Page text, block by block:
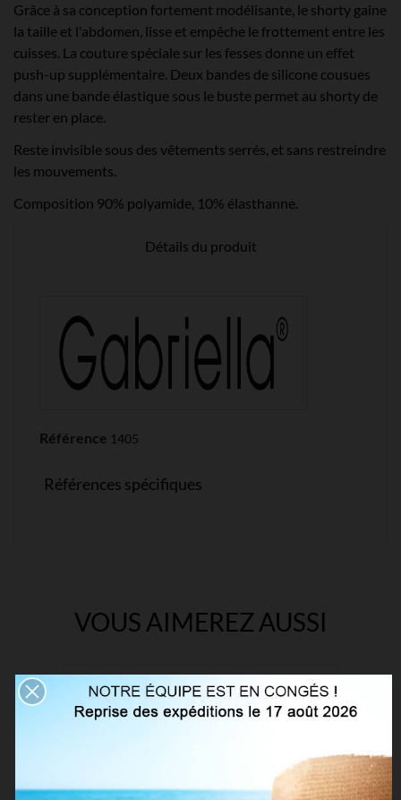
Grâce à sa conception fortement modélisante, le shorty gaine
la taille et l'abdomen, lisse et empêche le frottement entre les
cuisses. La couture spéciale sur les fesses donne un effet
push-up supplémentaire. Deux bandes de silicone cousues
dans une bande élastique sous le buste permet au shorty de
rester en place.
Reste invisible sous des vêtements serrés, et sans restreindre
les mouvements.
Composition 90% polyamide, 10% élasthanne.
Détails du produit
Référence 1405
Références spécifiques
VOUS AIMEREZ AUSSI